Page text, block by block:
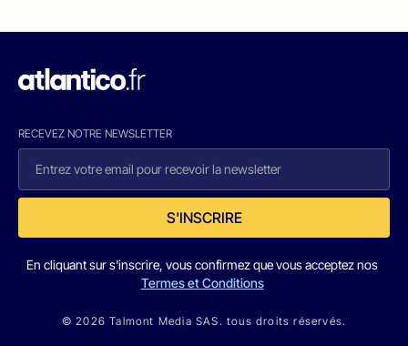
RECEVEZ NOTRE NEWSLETTER
S'INSCRIRE
En cliquant sur s'inscrire, vous confirmez que vous acceptez nos
Termes et Conditions
© 2026 Talmont Media SAS. tous droits réservés.